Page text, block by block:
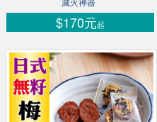
$170元起